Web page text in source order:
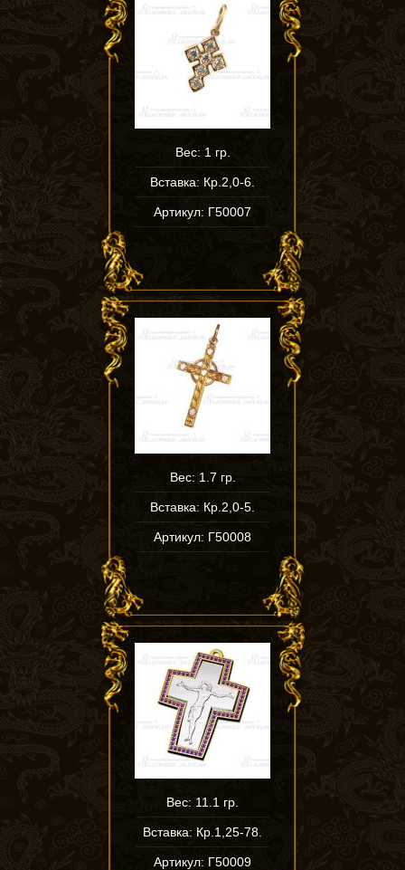
Вес: 1 гр.
Вставка: Кр.2,0-6.
Артикул: Г50007
Вес: 1.7 гр.
Вставка: Кр.2,0-5.
Артикул: Г50008
Вес: 11.1 гр.
Вставка: Кр.1,25-78.
Артикул: Г50009